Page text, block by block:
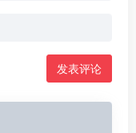
发表评论